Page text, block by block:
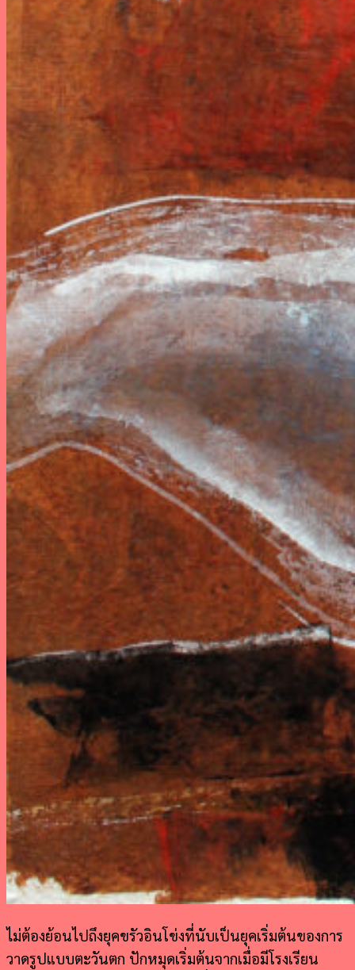
ไม่ต้องย้อนไปถึงยุคขรัวอินโข่งที่นับเป็นยุคเริ่มต้นของการ
วาดรูปแบบตะวันตก ปักหมุดเริ่มต้นจากเมื่อมีโรงเรียน